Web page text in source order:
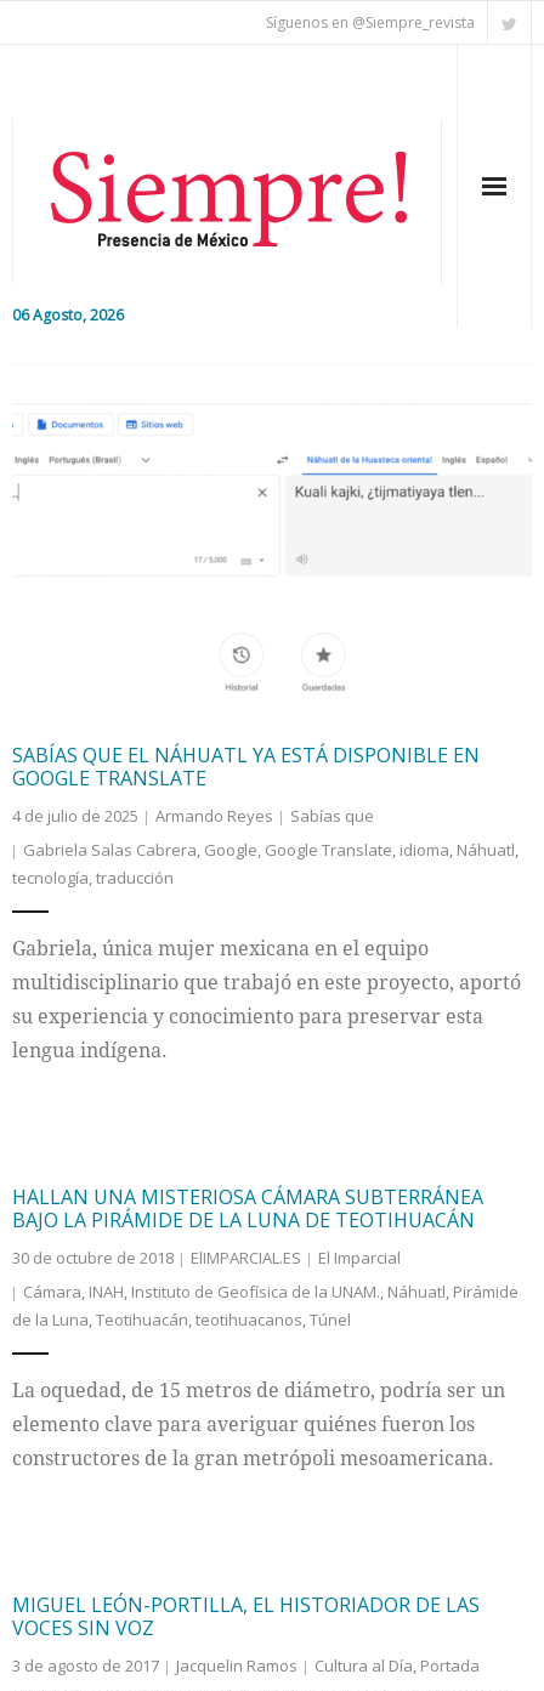
Síguenos en @Siempre_revista
06 Agosto, 2026
Editorial
SABÍAS QUE EL NÁHUATL YA ESTÁ DISPONIBLE EN
GOOGLE TRANSLATE
4 de julio de 2025 Armando Reyes
Sabías que
Gabriela Salas Cabrera, Google, Google Translate, idioma, Náhuatl,
tecnología,traducción
Gabriela, única mujer mexicana en el equipo
multidisciplinario que trabajó en este proyecto, aportó
su experiencia y conocimiento para preservar esta
lengua indígena.
HALLAN UNA MISTERIOSA CÁMARA SUBTERRÁNEA
BAJO LA PIRÁMIDE DE LA LUNA DE TEOTIHUACÁN
30 de octubre de 2018 ElIMPARCIAL.ES
El Imparcial
Cámara, INAH, Instituto de Geofísica de la UNAM., Náhuatl, Pirámide
de la Luna,Teotihuacán,teotihuacanos,Túnel
La oquedad, de 15 metros de diámetro, podría ser un
elemento clave para averiguar quiénes fueron los
constructores de la gran metrópoli mesoamericana.
MIGUEL LEÓN-PORTILLA, EL HISTORIADOR DE LAS
VOCES SIN VOZ
3 de agosto de 2017 Jacquelin Ramos Cultura al Día, Portada